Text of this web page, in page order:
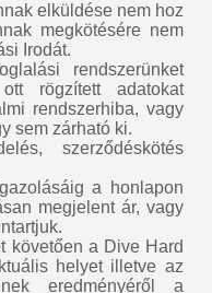
elküldése nem hoz
megkötésére nem
Irodát.
rendszerünket
rögzített adatokat
rendszerhiba, vagy
sem zárható ki.
szerződéskötés
a honlapon
megjelent ár, vagy
követően a Dive Hard
helyet illetve az
eredményéről a